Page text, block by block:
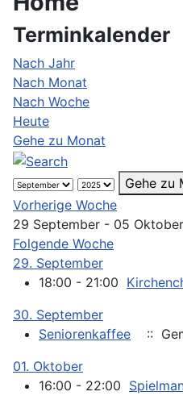
Terminkalender
Nach Jahr
Nach Monat
Nach Woche
Heute
Gehe zu Monat
Gehe zu
Vorherige Woche
29 September - 05
Folgende Woche
29. September
18:00 - 21:00
30. September
Seniorenkaffee
::
01. Oktober
16:00 - 22:00